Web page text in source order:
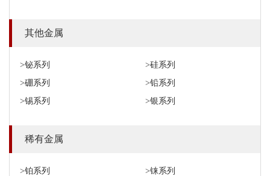
其他金属
>铋系列
>硅系列
>硼系列
>铅系列
>锡系列
>银系列
稀有金属
>铂系列
>铼系列